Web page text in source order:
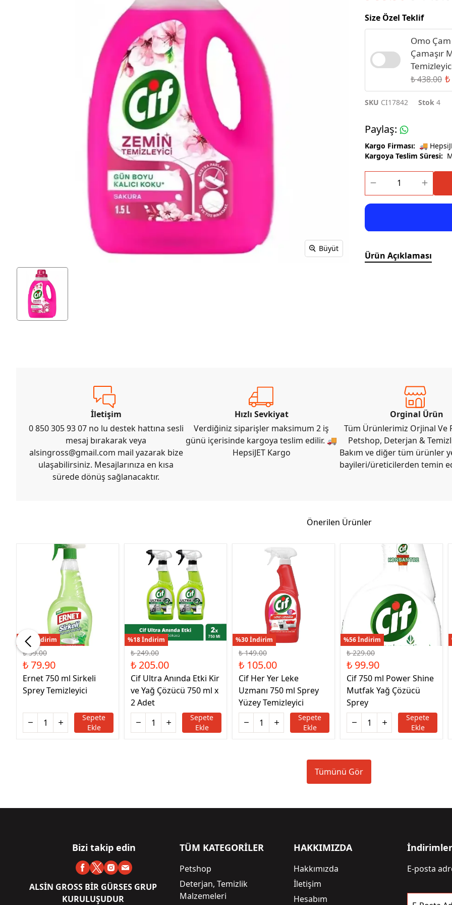
Makine Temizleyiciler / Kireç
Büyüt
Size Özel Teklif
Omo
Çamaşır
₺ 438.00
SKU CI17842 Stok 4
Paylaş:
Kargo Firması: 🚚
Kargoya Teslim Süresi:
Ürün Açıklaması
İletişim
0 850 305 93 07 no lu destek hattına sesli
mesaj bırakarak veya
alsingross@gmail.com mail yazarak bize
ulaşabilirsiniz. Mesajlarınıza en kısa
sürede dönüş sağlanacaktır.
Hızlı Sevkiyat
Verdiğiniz siparişler maksimum 2 iş
günü içerisinde kargoya teslim edilir. 🚚
HepsiJET Kargo
Orginal Ürün
Tüm Ürünlerimiz Orjinal Ve
Petshop, Deterjan &
Bakım ve diğer tüm ürünler
bayileri/üreticilerden temin
Önerilen Ürünler
%19 İndirim
₺ 99.00
₺ 79.90
Ernet 750 ml Sirkeli
Sprey Temizleyici
Sepete
Ekle
%18 İndirim
₺ 249.00
₺ 205.00
Cif Ultra Anında Etki Kir
ve Yağ Çözücü 750 ml x
2 Adet
Sepete
Ekle
%30 İndirim
₺ 149.00
₺ 105.00
Cif Her Yer Leke
Uzmanı 750 ml Sprey
Yüzey Temizleyici
Sepete
Ekle
%56 İndirim
₺ 229.00
₺ 99.90
Cif 750 ml Power Shine
Mutfak Yağ Çözücü
Sprey
Sepete
Ekle
Tümünü Gör
Bizi takip edin
ALSİN GROSS BİR GÜRSES GRUP
KURULUŞUDUR
TÜM KATEGORİLER
Petshop
Deterjan, Temizlik
Malzemeleri
HAKKIMIZDA
Hakkımızda
İletişim
Hesabım
E-posta